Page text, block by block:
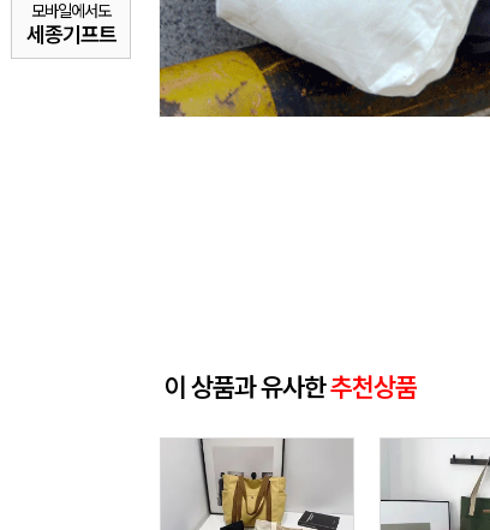
모바일에서도
세종기프트
이 상품과 유사한추천상품